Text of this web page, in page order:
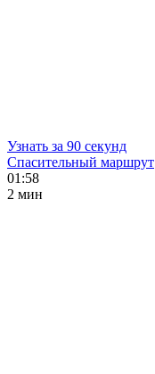
Узнать за 90 секунд
Спасительный маршрут
01:58
2 мин